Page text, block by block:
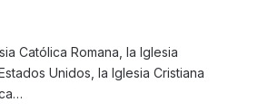
Católica Romana, la Iglesia
Unidos, la Iglesia Cristiana